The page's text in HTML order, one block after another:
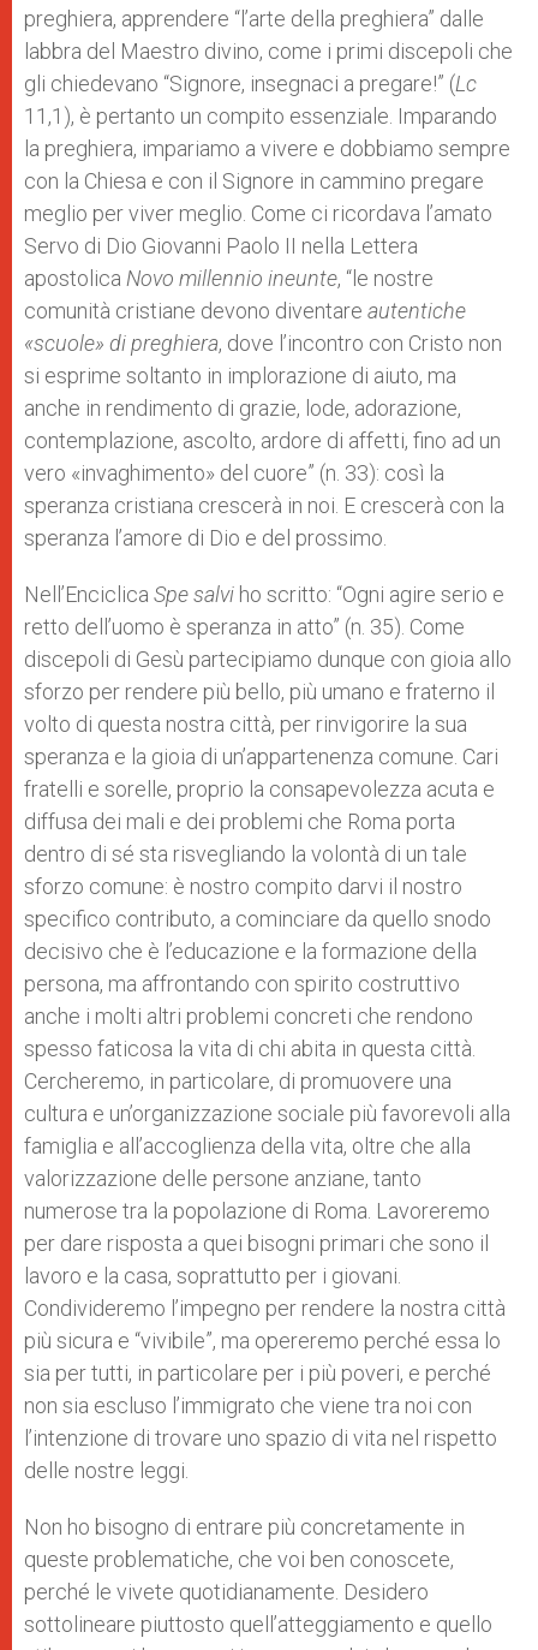
preghiera, apprendere “l’arte della preghiera” dalle
labbra del Maestro divino, come i primi discepoli che
gli chiedevano “Signore, insegnaci a pregare!” (Lc
11,1), è pertanto un compito essenziale. Imparando
la preghiera, impariamo a vivere e dobbiamo sempre
con la Chiesa e con il Signore in cammino pregare
meglio per viver meglio. Come ci ricordava l’amato
Servo di Dio Giovanni Paolo II nella Lettera
apostolica Novo millennio ineunte, “le nostre
comunità cristiane devono diventare autentiche
«scuole» di preghiera, dove l’incontro con Cristo non
si esprime soltanto in implorazione di aiuto, ma
anche in rendimento di grazie, lode, adorazione,
contemplazione, ascolto, ardore di affetti, fino ad un
vero «invaghimento» del cuore” (n. 33): così la
speranza cristiana crescerà in noi. E crescerà con la
speranza l’amore di Dio e del prossimo.
Nell’Enciclica Spe salvi ho scritto: “Ogni agire serio e
retto dell’uomo è speranza in atto” (n. 35). Come
discepoli di Gesù partecipiamo dunque con gioia allo
sforzo per rendere più bello, più umano e fraterno il
volto di questa nostra città, per rinvigorire la sua
speranza e la gioia di un’appartenenza comune. Cari
fratelli e sorelle, proprio la consapevolezza acuta e
diffusa dei mali e dei problemi che Roma porta
dentro di sé sta risvegliando la volontà di un tale
sforzo comune: è nostro compito darvi il nostro
specifico contributo, a cominciare da quello snodo
decisivo che è l’educazione e la formazione della
persona, ma affrontando con spirito costruttivo
anche i molti altri problemi concreti che rendono
spesso faticosa la vita di chi abita in questa città.
Cercheremo, in particolare, di promuovere una
cultura e un’organizzazione sociale più favorevoli alla
famiglia e all’accoglienza della vita, oltre che alla
valorizzazione delle persone anziane, tanto
numerose tra la popolazione di Roma. Lavoreremo
per dare risposta a quei bisogni primari che sono il
lavoro e la casa, soprattutto per i giovani.
Condivideremo l’impegno per rendere la nostra città
più sicura e “vivibile”, ma opereremo perché essa lo
sia per tutti, in particolare per i più poveri, e perché
non sia escluso l’immigrato che viene tra noi con
l’intenzione di trovare uno spazio di vita nel rispetto
delle nostre leggi.
Non ho bisogno di entrare più concretamente in
queste problematiche, che voi ben conoscete,
perché le vivete quotidianamente. Desidero
sottolineare piuttosto quell’atteggiamento e quello